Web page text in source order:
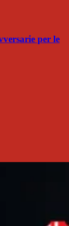
per le